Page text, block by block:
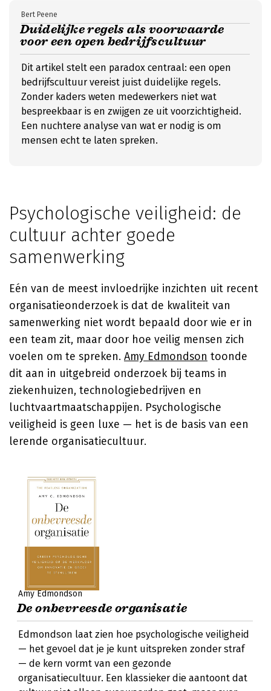
Duidelijke regels als voorwaarde
voor een open bedrijfscultuur
Bert Peene
Dit artikel stelt een paradox centraal: een open
bedrijfscultuur vereist juist duidelijke regels.
Zonder kaders weten medewerkers niet wat
bespreekbaar is en zwijgen ze uit voorzichtigheid.
Een nuchtere analyse van wat er nodig is om
mensen echt te laten spreken.
Psychologische veiligheid: de
cultuur achter goede
samenwerking
Eén van de meest invloedrijke inzichten uit recent
organisatieonderzoek is dat de kwaliteit van
samenwerking niet wordt bepaald door wie er in
een team zit, maar door hoe veilig mensen zich
voelen om te spreken. Amy Edmondson toonde
dit aan in uitgebreid onderzoek bij teams in
ziekenhuizen, technologiebedrijven en
luchtvaartmaatschappijen. Psychologische
veiligheid is geen luxe — het is de basis van een
lerende organisatiecultuur.
Amy Edmondson
De onbevreesde organisatie
Edmondson laat zien hoe psychologische veiligheid
— het gevoel dat je je kunt uitspreken zonder straf
— de kern vormt van een gezonde
organisatiecultuur. Een klassieker die aantoont dat